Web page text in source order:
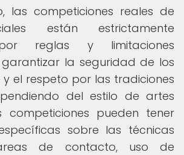
las competiciones reales de
están estrictamente
reglas y limitaciones
la seguridad de los
el respeto por las tradiciones
del estilo de artes
competiciones pueden tener
sobre las técnicas
de contacto, uso de